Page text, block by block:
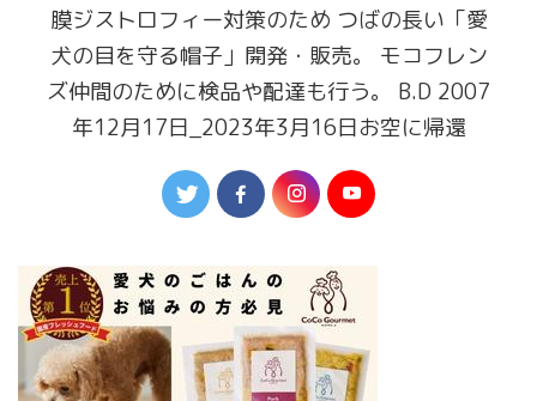
膜ジストロフィー対策のため つばの長い「愛
犬の目を守る帽子」開発・販売。 モコフレン
ズ仲間のために検品や配達も行う。 B.D 2007
年12月17日_2023年3月16日お空に帰還